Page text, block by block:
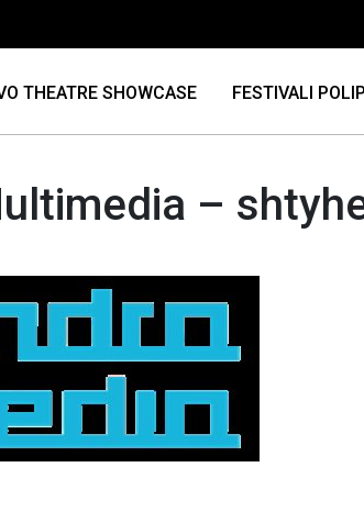
THEATRE SHOWCASE FESTIVALI POLIP
–